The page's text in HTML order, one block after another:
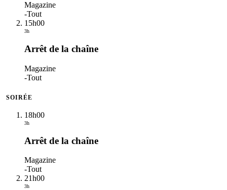
Magazine
-Tout
15h00
3h
Arrêt de la chaîne
Magazine
-Tout
SOIRÉE
18h00
3h
Arrêt de la chaîne
Magazine
-Tout
21h00
3h